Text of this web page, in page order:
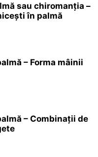
sau chiromanția –
în palmă
– Forma mâinii
– Combinații de